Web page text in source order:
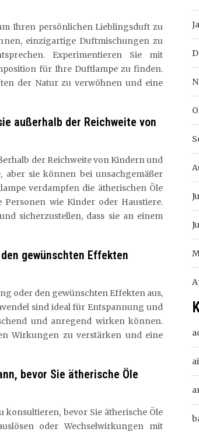
Ihren persönlichen Lieblingsduft zu
einzigartige Duftmischungen zu
Experimentieren Sie mit
für Ihre Duftlampe zu finden.
der Natur zu verwöhnen und eine
außerhalb der Reichweite von
der Reichweite von Kindern und
aber sie können bei unsachgemäßer
verdampfen die ätherischen Öle
wie Kinder oder Haustiere.
sicherzustellen, dass sie an einem
gewünschten Effekten
oder den gewünschten Effekten aus,
sind ideal für Entspannung und
und anregend wirken können.
Wirkungen zu verstärken und eine
bevor Sie ätherische Öle
konsultieren, bevor Sie ätherische Öle
oder Wechselwirkungen mit